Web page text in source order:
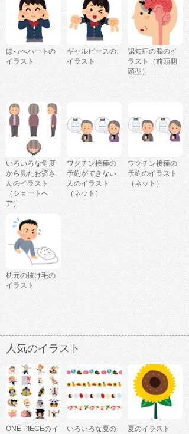
ほっぺハートの
イラスト
ギャルピースの
イラスト
認知症の脳のイ
ラスト（前頭側
頭型）
いろいろな角度
から見たお婆さ
んのイラスト
（ショートヘ
ア）
ワクチン接種の
予約ができない
人のイラスト
（ネット）
ワクチン接種の
予約のイラスト
（ネット）
枕元の抜け毛の
イラスト
人気のイラスト
ONE PIECEのイ
いろいろな夏の
夏のイラスト